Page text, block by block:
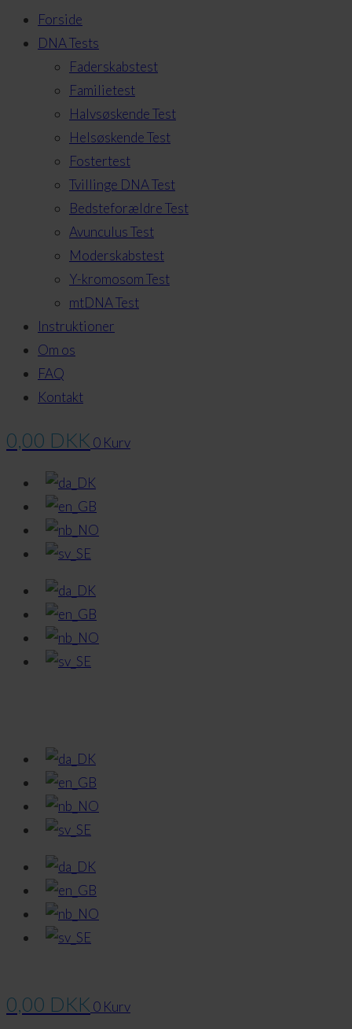
Forside
DNA Tests
Faderskabstest
Familietest
Halvsøskende Test
Helsøskende Test
Fostertest
Tvillinge DNA Test
Bedsteforældre Test
Avunculus Test
Moderskabstest
Y-kromosom Test
mtDNA Test
Instruktioner
Om os
FAQ
Kontakt
0,00 DKK 0 Kurv
0,00 DKK 0 Kurv